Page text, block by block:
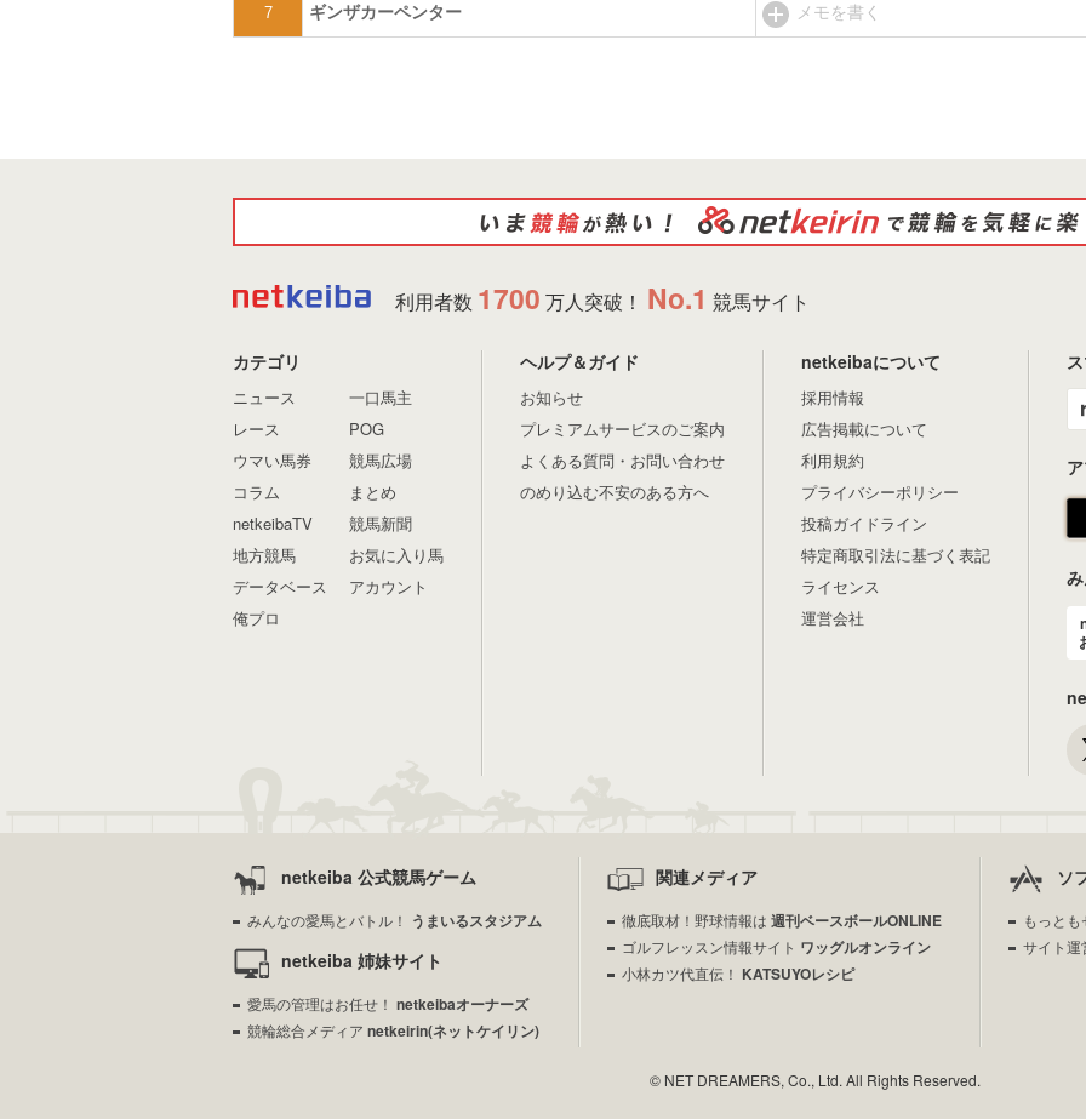
7 ギンザカーペンター メモを書く
利用者数 1700 万人突破！ No.1 競馬サイト
カテゴリ
ニュース
レース
ウマい馬券
コラム
netkeibaTV
地方競馬
データベース
俺プロ
一口馬主
POG
競馬広場
まとめ
競馬新聞
お気に入り馬
アカウント
ヘルプ＆ガイド
お知らせ
プレミアムサービスのご案内
よくある質問・お問い合わせ
のめり込む不安のある方へ
netkeibaについて
採用情報
広告掲載について
利用規約
プライバシーポリシー
投稿ガイドライン
特定商取引法に基づく表記
ライセンス
運営会社
netkeiba 公式競馬ゲーム
みんなの愛馬とバトル！ うまいるスタジアム
netkeiba 姉妹サイト
愛馬の管理はお任せ！ netkeibaオーナーズ
競輪総合メディア netkeirin(ネットケイリン)
関連メディア
徹底取材！野球情報は 週刊ベースボールONLINE
ゴルフレッスン情報サイト ワッグルオンライン
小林カツ代直伝！ KATSUYOレシピ
ソ
もっと
サイト
© NET DREAMERS, Co., Ltd. All Rights Reserved.